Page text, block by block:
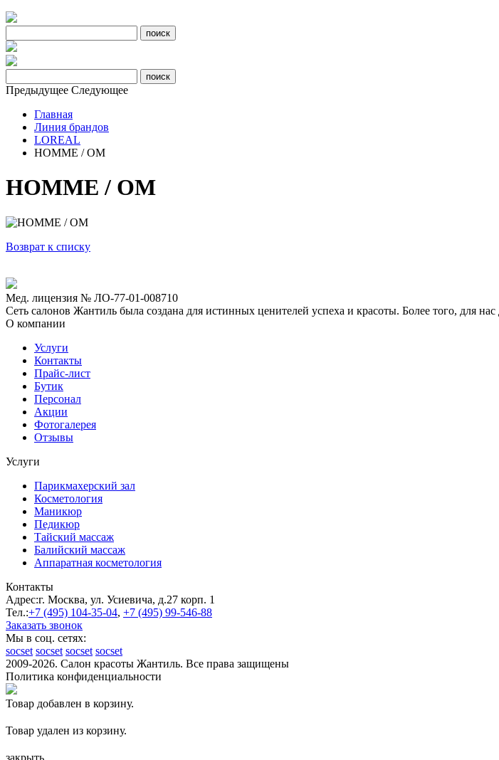
Предыдущее Следующее
Главная
Линия брандов
LOREAL
HOMME / ОМ
HOMME / ОМ
Возврат к списку
Мед. лицензия № ЛО-77-01-008710
Сеть салонов Жантиль была создана для истинных ценителей успеха и красоты. Более того, для
О компании
Услуги
Контакты
Прайс-лист
Бутик
Персонал
Акции
Фотогалерея
Отзывы
Услуги
Парикмахерский зал
Косметология
Маникюр
Педикюр
Тайский массаж
Балийский массаж
Аппаратная косметология
Контакты
Адрес:г. Москва, ул. Усиевича, д.27 корп. 1
Тел.:+7 (495) 104-35-04, +7 (495) 99-546-88
Заказать звонок
Мы в соц. сетях:
socset socset socset socset
2009-2026. Салон красоты Жантиль. Все права защищены
Политика конфиденциальности
Товар добавлен в корзину.
Товар удален из корзину.
закрыть